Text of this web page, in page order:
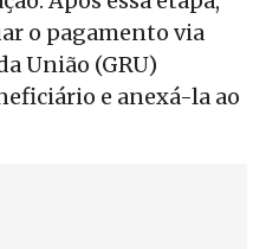
o pagamento via
União (GRU)
e anexá-la ao